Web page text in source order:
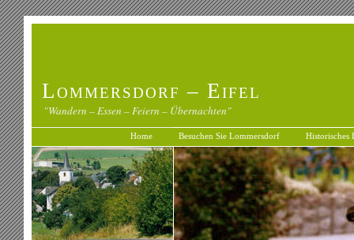
Lommersdorf – Eifel
"Wandern – Essen – Feiern – Übernachten"
Home Besuchen Sie Lommersdorf Historisches